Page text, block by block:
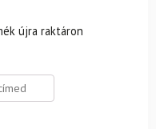
újra raktáron